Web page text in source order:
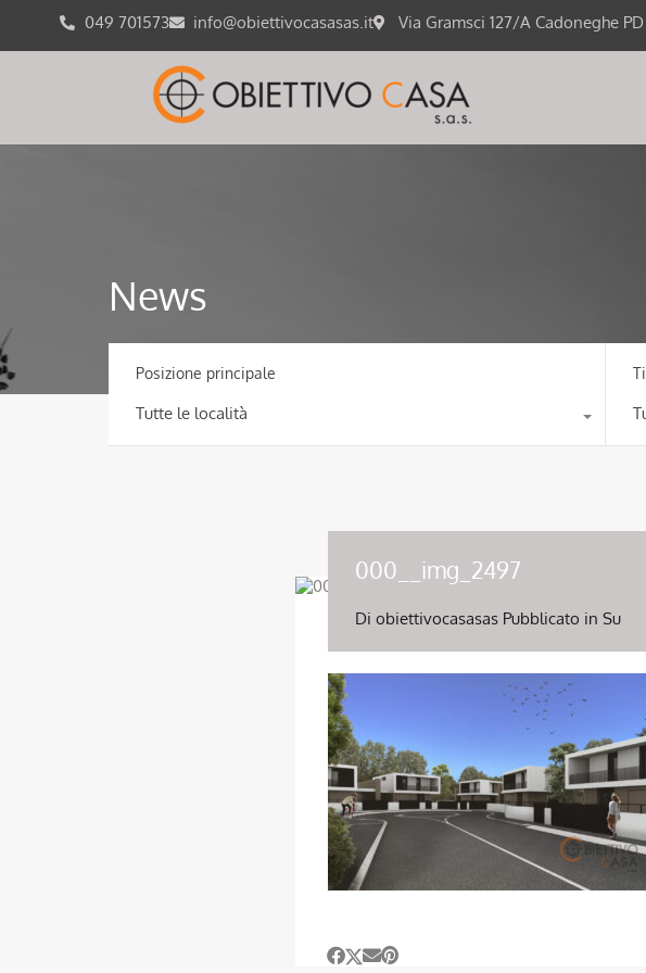
049 701573 info@obiettivocasasas.it Via Gramsci 127/A Cadoneghe PD
News
Posizione principale
Tutte le località
000__img_2497
Di obiettivocasasasPubblicato in Su